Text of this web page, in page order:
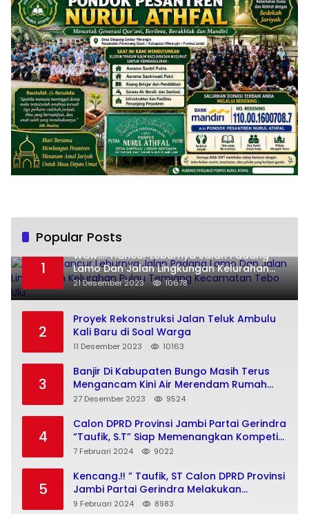
Popular Posts
1
Waw..!! Hancur Leburnya Jalan Padang
Lamo Dan Jalan Lingkungan Kelurahan
Pulau Temiang Kecamatan Tebo Ulu
21 Desember 2023 10678
2
Proyek Rekonstruksi Jalan Teluk Ambulu
Kali Baru di Soal Warga
11 Desember 2023 10163
3
Banjir Di Kabupaten Bungo Masih Terus
Mengancam Kini Air Merendam Rumah
Warga Dusun Pulau Jelmu Kecamatan
27 Desember 2023 9524
4
Calon DPRD Provinsi Jambi Partai Gerindra
“Taufik, S.T” Siap Memenangkan Kompetisi
Pemilu 2024
7 Februari 2024 9022
5
Kencang.!! ” Taufik, ST Calon DPRD Provinsi
Jambi Partai Gerindra Melakukan
Kegiatan Insan Milenial Dan Bajajo Politik
9 Februari 2024 8983